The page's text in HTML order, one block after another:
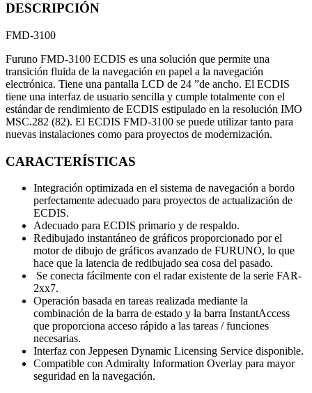
DESCRIPCIÓN
FMD-3100
Furuno FMD-3100 ECDIS es una solución que permite una
transición fluida de la navegación en papel a la navegación
electrónica. Tiene una pantalla LCD de 24 ”de ancho. El ECDIS
tiene una interfaz de usuario sencilla y cumple totalmente con el
estándar de rendimiento de ECDIS estipulado en la resolución IMO
MSC.282 (82). El ECDIS FMD-3100 se puede utilizar tanto para
nuevas instalaciones como para proyectos de modernización.
CARACTERÍSTICAS
Integración optimizada en el sistema de navegación a bordo
perfectamente adecuado para proyectos de actualización de
ECDIS.
Adecuado para ECDIS primario y de respaldo.
Redibujado instantáneo de gráficos proporcionado por el
motor de dibujo de gráficos avanzado de FURUNO, lo que
hace que la latencia de redibujado sea cosa del pasado.
Se conecta fácilmente con el radar existente de la serie FAR-
2xx7.
Operación basada en tareas realizada mediante la
combinación de la barra de estado y la barra InstantAccess
que proporciona acceso rápido a las tareas / funciones
necesarias.
Interfaz con Jeppesen Dynamic Licensing Service disponible.
Compatible con Admiralty Information Overlay para mayor
seguridad en la navegación.